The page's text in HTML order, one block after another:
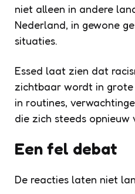
niet alleen in andere
Nederland, in gewone
situaties.
Essed laat zien dat
zichtbaar wordt in
in routines,
die zich steeds opnieuw
Een fel debat
De reacties laten niet